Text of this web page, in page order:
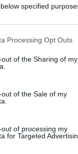
specified
Processing Opt Outs
of the Sharing of my
of the Sale of my
of processing my
for Targeted
del Mar Rosso)
in tanti scenari
proprio gli
spiegano come
non sia
sia nel chiudere
sia nella